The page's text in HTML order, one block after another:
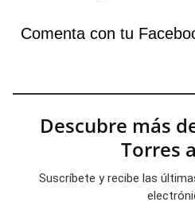
Comenta con tu
Descubre más
Torres
Suscríbete y recibe las